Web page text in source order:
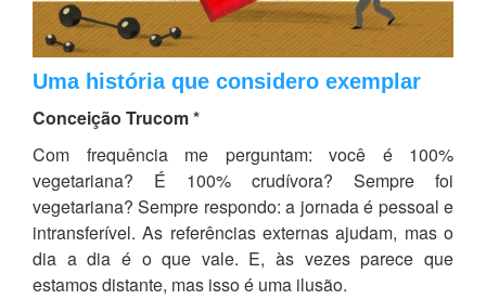
Uma história que considero exemplar
Conceição Trucom *
Com frequência me perguntam: você é 100%
vegetariana? É 100% crudívora? Sempre foi
vegetariana? Sempre respondo: a jornada é pessoal e
intransferível. As referências externas ajudam, mas o
dia a dia é o que vale. E, às vezes parece que
estamos distante, mas isso é uma ilusão.